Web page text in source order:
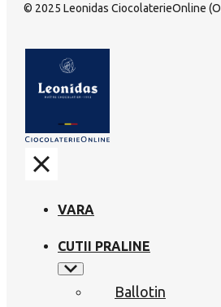
© 2025 Leonidas CiocolaterieOnline
VARA
CUTII PRALINE
Ballotin